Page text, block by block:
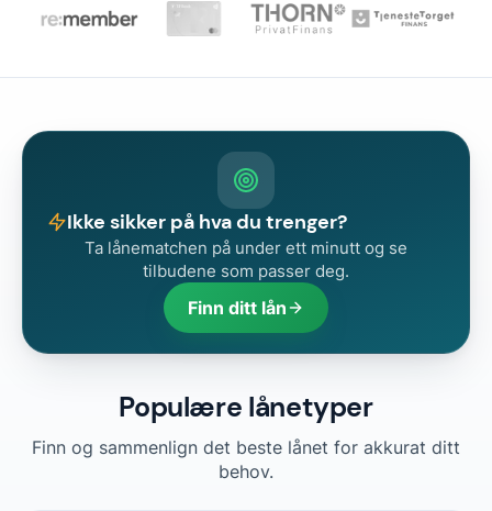
Ikke sikker på hva du trenger?
Ta lånematchen på under ett minutt og se
tilbudene som passer deg.
Finn ditt lån
Populære lånetyper
Finn og sammenlign det beste lånet for akkurat ditt
behov.